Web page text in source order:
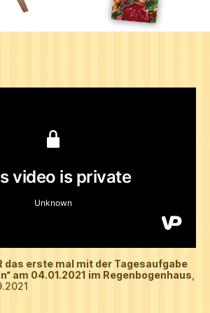
das erste mal mit der Tagesaufgabe
am 04.01.2021 im Regenbogenhaus